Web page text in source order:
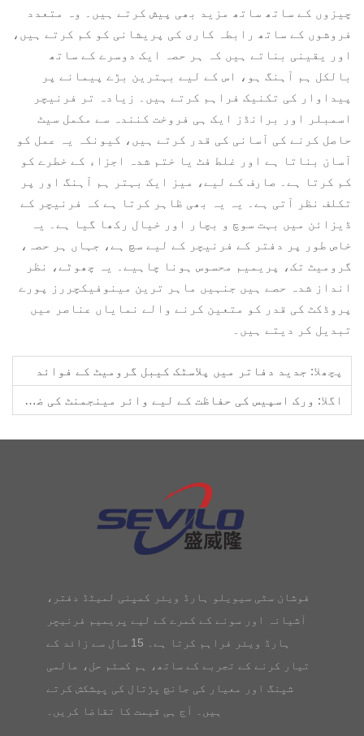
چیزوں کے ساتھ ساتھ مزید بھی پیش کرتے ہیں۔ وہ متعدد
فروشوں کے ساتھ رابطہ کاری کی پریشانی کو کم کرتے ہیں،
اور یقینی بناتے ہیں کہ ہر حصہ ایک دوسرے کے ساتھ
بالکل ہم آہنگ ہو، اس کے لیے بہترین بڑے پیمانے پر
پیداوار کی تکنیک فراہم کرتے ہیں۔ زیادہ تر فرنیچر
اسمبلر اور برانڈز ایک ہی فروخت کنندہ سے مکمل سیٹ
حاصل کرنے کی آسانی کی قدر کرتے ہیں، کیونکہ یہ عمل کو
آسان بناتا ہے اور غلط فٹ یا ختم شدہ اجزاء کے خطرے کو
کم کرتا ہے۔ صارف کے لیے، میز ایک بہتر ہم آہنگ اور پر
تکلف نظر آتی ہے۔ یہ یہ بھی ظاہر کرتا ہے کہ فرنیچر کے
ڈیزائن میں بہت سوچ و بچار اور خیال رکھا گیا ہے۔ یہ
خاص طور پر دفتر کے فرنیچر کے لیے سچ ہے، جہاں ہر حصہ،
گرومیٹ تک، پریمیم محسوس ہونا چاہیے۔ یہ چھوٹے، نظر
انداز شدہ حصے ہیں جنہیں ماہر ترین مینوفیکچررز پورے
پروڈکٹ کی قدر کو متعین کرنے والے نمایاں عناصر میں
تبدیل کر دیتے ہیں۔
پچھلا: جدید دفاتر میں پلاسٹک کیبل گرومیٹ کے فوائد
اگلا: ورک اسپیس کی حفاظت کے لیے وائر مینجمنٹ کی ضروریات
فوشان سٹی سیویلو ہارڈ ویئر کمپنی لمیٹڈ دفتر،
آشیانہ اور سونے کے کمرے کے لیے پریمیم فرنیچر
ہارڈ ویئر فراہم کرتا ہے۔ 15 سال سے زائد کے
تیار کرنے کے تجربے کے ساتھ، ہم کسٹم حل، عالمی
شپنگ اور معیار کی جانچ پڑتال کی پیشکش کرتے
ہیں۔ آج ہی قیمت کا تقاضا کریں۔